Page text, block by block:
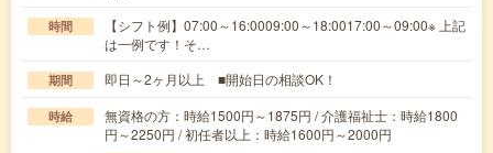
時間
【シフト例】07:00～16:0009:00～18:0017:00～09:00※ 上記
は一例です！そ…
期間 即日～2ヶ月以上 ■開始日の相談OK！
時給
無資格の方：時給1500円～1875円 / 介護福祉士：時給1800
円～2250円 / 初任者以上：時給1600円～2000円